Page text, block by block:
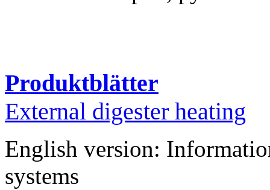
Produktblätter
External digester heating
English version:
systems